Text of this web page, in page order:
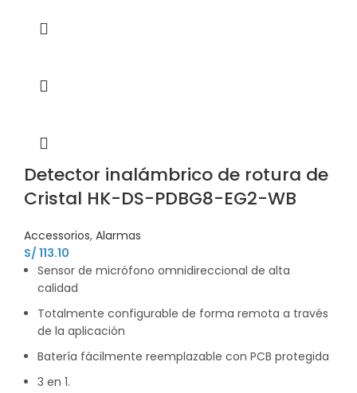
Detector inalámbrico de rotura de
Cristal HK-DS-PDBG8-EG2-WB
Accessorios, Alarmas
S/ 113.10
Sensor de micrófono omnidireccional de alta
calidad
Totalmente configurable de forma remota a través
de la aplicación
Batería fácilmente reemplazable con PCB protegida
3 en 1.